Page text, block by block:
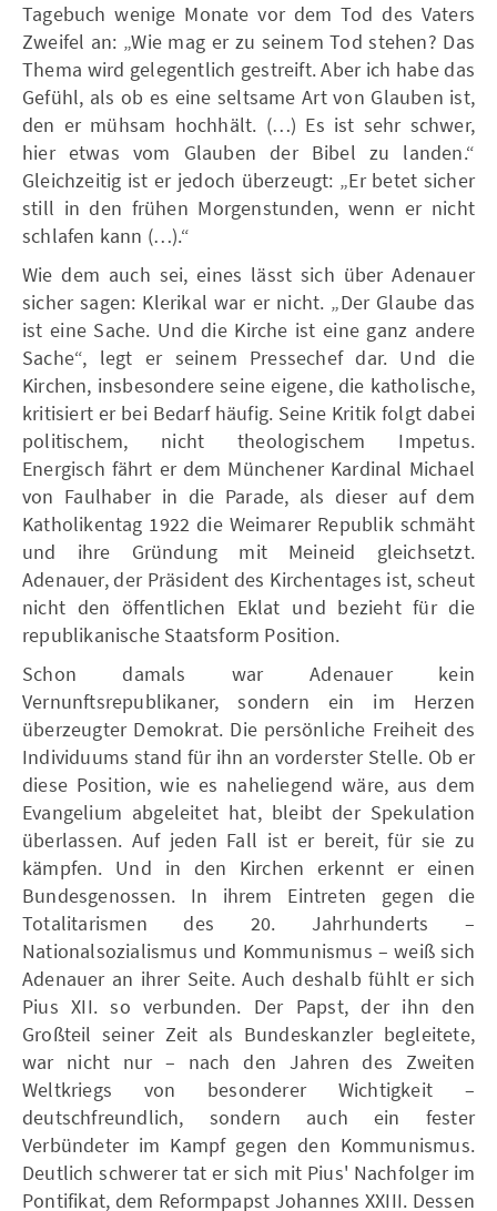
Tagebuch wenige Monate vor dem Tod des Vaters
Zweifel an: „Wie mag er zu seinem Tod stehen? Das
Thema wird gelegentlich gestreift. Aber ich habe das
Gefühl, als ob es eine seltsame Art von Glauben ist,
den er mühsam hochhält. (…) Es ist sehr schwer,
hier etwas vom Glauben der Bibel zu landen.“
Gleichzeitig ist er jedoch überzeugt: „Er betet sicher
still in den frühen Morgenstunden, wenn er nicht
schlafen kann (…).“
Wie dem auch sei, eines lässt sich über Adenauer
sicher sagen: Klerikal war er nicht. „Der Glaube das
ist eine Sache. Und die Kirche ist eine ganz andere
Sache“, legt er seinem Pressechef dar. Und die
Kirchen, insbesondere seine eigene, die katholische,
kritisiert er bei Bedarf häufig. Seine Kritik folgt dabei
politischem, nicht theologischem Impetus.
Energisch fährt er dem Münchener Kardinal Michael
von Faulhaber in die Parade, als dieser auf dem
Katholikentag 1922 die Weimarer Republik schmäht
und ihre Gründung mit Meineid gleichsetzt.
Adenauer, der Präsident des Kirchentages ist, scheut
nicht den öffentlichen Eklat und bezieht für die
republikanische Staatsform Position.
Schon damals war Adenauer kein
Vernunftsrepublikaner, sondern ein im Herzen
überzeugter Demokrat. Die persönliche Freiheit des
Individuums stand für ihn an vorderster Stelle. Ob er
diese Position, wie es naheliegend wäre, aus dem
Evangelium abgeleitet hat, bleibt der Spekulation
überlassen. Auf jeden Fall ist er bereit, für sie zu
kämpfen. Und in den Kirchen erkennt er einen
Bundesgenossen. In ihrem Eintreten gegen die
Totalitarismen des 20. Jahrhunderts –
Nationalsozialismus und Kommunismus – weiß sich
Adenauer an ihrer Seite. Auch deshalb fühlt er sich
Pius XII. so verbunden. Der Papst, der ihn den
Großteil seiner Zeit als Bundeskanzler begleitete,
war nicht nur – nach den Jahren des Zweiten
Weltkriegs von besonderer Wichtigkeit –
deutschfreundlich, sondern auch ein fester
Verbündeter im Kampf gegen den Kommunismus.
Deutlich schwerer tat er sich mit Pius' Nachfolger im
Pontifikat, dem Reformpapst Johannes XXIII. Dessen